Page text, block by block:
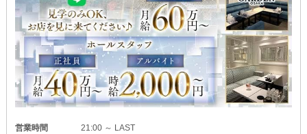
営業時間
21:00 ～ LAST